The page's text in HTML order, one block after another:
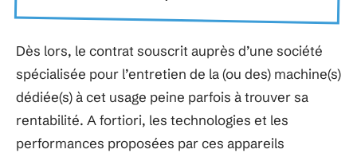
Dès lors, le contrat souscrit auprès d’une société
spécialisée pour l’entretien de la (ou des) machine(s)
dédiée(s) à cet usage peine parfois à trouver sa
rentabilité. A fortiori, les technologies et les
performances proposées par ces appareils